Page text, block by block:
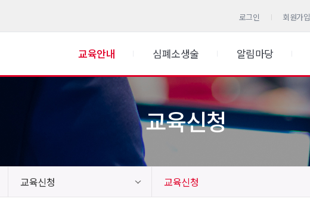
로그인 회원가입
교육안내 심폐소생술 알림마당
교육신청
교육신청 교육신청